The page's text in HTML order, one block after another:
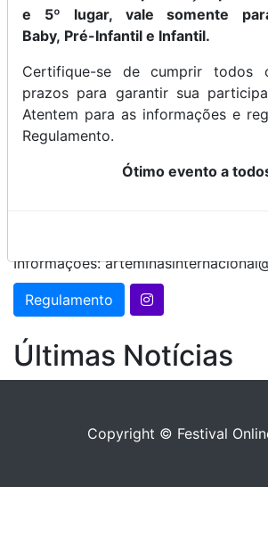
e 5º lugar, vale somente
Baby, Pré-Infantil e Infantil.
Certifique-se de cumprir todos
prazos para garantir sua
Atentem para as informações e
Regulamento.
Ótimo evento a
Informações:
Regulamento
Últimas Notícias
Copyright © Festival